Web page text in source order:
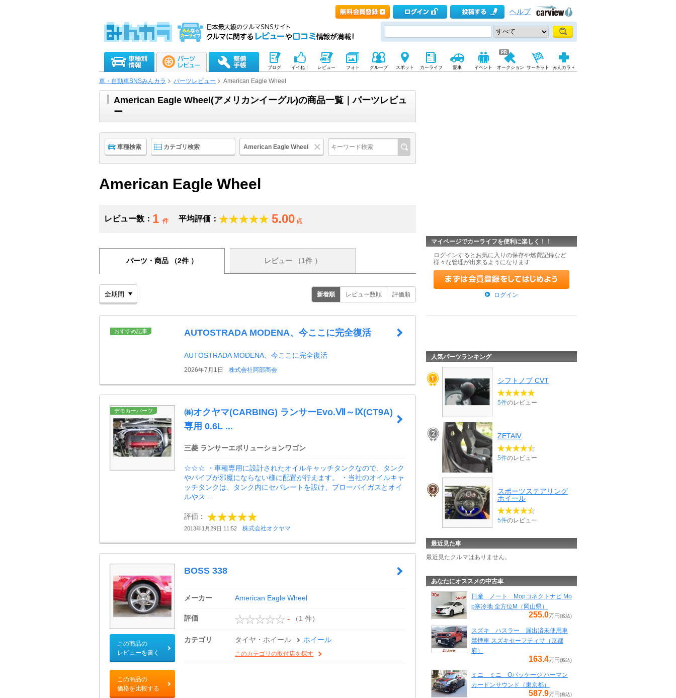
ヘルプ
ブログ イイね！ レビュー フォト グループ スポット カーライフ 愛車 イベント オークション サーキット みんカラ＋
車・自動車SNSみんカラ パーツレビュー American Eagle Wheel
American Eagle Wheel(アメリカンイーグル)の商品一覧｜パーツレビュ
ー
車種検索 カテゴリ検索 American Eagle Wheel
American Eagle Wheel
レビュー数： 1 件 平均評価： 5.00 点
パーツ・商品 （2件 ） レビュー （1件 ）
新着順 レビュー数順 評価順
おすすめ記事 AUTOSTRADA MODENA、今ここに完全復活
AUTOSTRADA MODENA、今ここに完全復活
2026年7月1日 株式会社阿部商会
デモカーパーツ
㈱オクヤマ(CARBING) ランサーEvo.Ⅶ～Ⅸ(CT9A)
専用 0.6L ...
三菱 ランサーエボリューションワゴン
☆☆☆ ・車種専用に設計されたオイルキャッチタンクなので、タンク
やパイプが邪魔にならない様に配置が行えます。 ・当社のオイルキャ
ッチタンクは、タンク内にセパレートを設け、ブローバイガスとオイ
ルやス ...
評価：
2013年1月29日 11:52 株式会社オクヤマ
この商品の
レビューを書く
この商品の
価格を比較する
BOSS 338
メーカー American Eagle Wheel
評価 - （1 件）
カテゴリ タイヤ・ホイール ホイール
このカテゴリの取付店を探す
マイページでカーライフを便利に楽しく！！
ログインするとお気に入りの保存や燃費記録など
様々な管理が出来るようになります
ログイン
人気パーツランキング
シフトノブ CVT
5件のレビュー
ZETAⅣ
5件のレビュー
スポーツステアリング
ホイール
5件のレビュー
最近見た車
最近見たクルマはありません。
あなたにオススメの中古車
日産 ノート Mopコネクトナビ Mo
p寒冷地 全方位M（岡山県）
255.0万円(税込)
スズキ ハスラー 届出済未使用車
禁煙車 スズキセーフティサ（京都
府）
163.4万円(税込)
ミニ ミニ Oパッケージ ハーマン
カードンサウンド（東京都）
587.9万円(税込)